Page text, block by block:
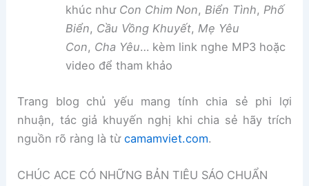
khúc như Con Chim Non, Biển Tình, Phố
Biển, Cầu Vồng Khuyết, Mẹ Yêu
Con, Cha Yêu… kèm link nghe MP3 hoặc
video để tham khảo
Trang blog chủ yếu mang tính chia sẻ phi lợi
nhuận, tác giả khuyến nghị khi chia sẻ hãy trích
nguồn rõ ràng là từcamamviet.com.
CHÚC ACE CÓ NHỮNG BẢN TIÊU SÁO CHUẨN